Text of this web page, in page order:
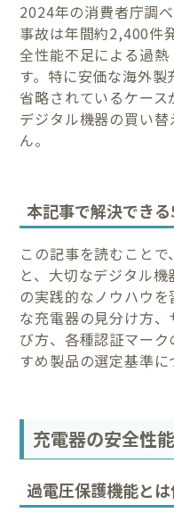
2024年の消費者庁調
事故は年間約2,400件
全性能不足による過
す。特に安価な海外
省略されているケー
デジタル機器の買い
ん。
本記事で解決でき
この記事を読むこと
と、大切なデジタル
の実践的なノウハウ
な充電器の見分け方
び方、各種認証マー
すめ製品の選定基準に
充電器の安全性
過電圧保護機能と